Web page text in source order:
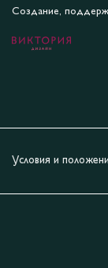
Создание,
Условия и